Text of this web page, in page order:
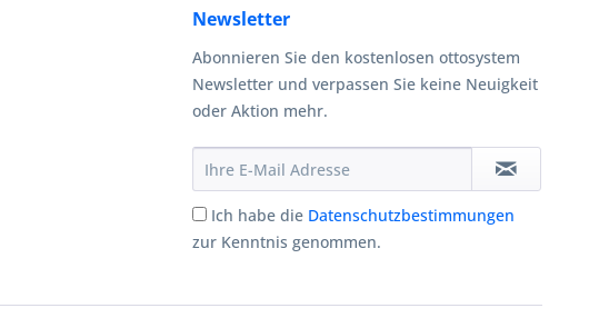
Newsletter
Abonnieren Sie den kostenlosen ottosystem
Newsletter und verpassen Sie keine Neuigkeit
oder Aktion mehr.
Ich habe die Datenschutzbestimmungen
zur Kenntnis genommen.